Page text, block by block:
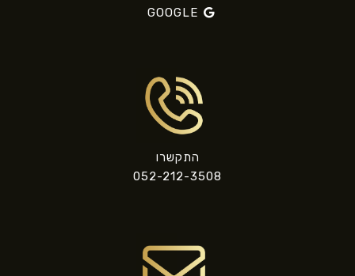
GOOGLE
התקשרו
052-212-3508